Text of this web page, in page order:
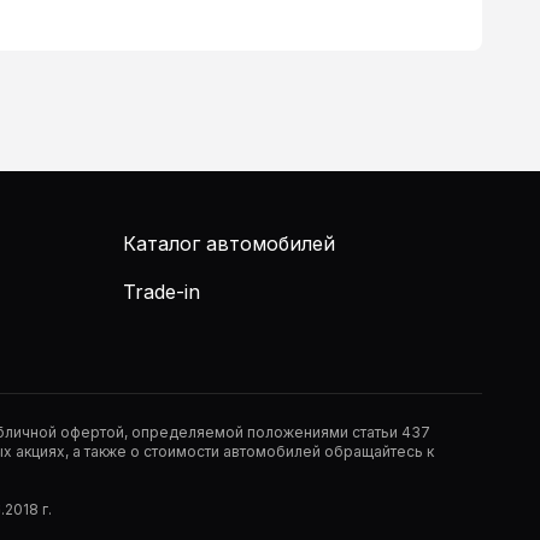
Каталог автомобилей
Trade-in
офертой, определяемой положениями статьи 437
а также о стоимости автомобилей обращайтесь к
г.